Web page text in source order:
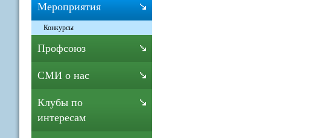
Мероприятия
Конкурсы
Профсоюз
СМИ о нас
Клубы по
интересам